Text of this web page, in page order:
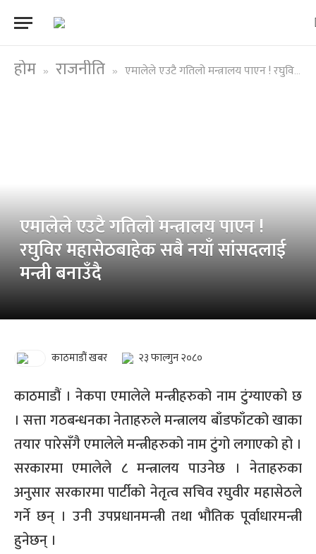
होम » राजनीति » एमालेले एउटै गतिलो मन्त्रालय पाएन ! रघुविर महासेठबाहेक सबै नयाँ सांसदलाई मन्त्री बनाउँदै
एमालेले एउटै गतिलो मन्त्रालय पाएन !
रघुविर महासेठबाहेक सबै नयाँ सांसदलाई
मन्त्री बनाउँदै
काठमाडौं खबर २३ फाल्गुन २०८०
काठमाडौं । नेकपा एमालेले मन्त्रीहरुको नाम टुंग्याएको छ
। सत्ता गठबन्धनका नेताहरुले मन्त्रालय बाँडफाँटको खाका
तयार पारेसँगै एमालेले मन्त्रीहरुको नाम टुंगो लगाएको हो ।
सरकारमा एमालेले ८ मन्त्रालय पाउनेछ । नेताहरुका
अनुसार सरकारमा पार्टीको नेतृत्व सचिव रघुवीर महासेठले
गर्ने छन् । उनी उपप्रधानमन्त्री तथा भौतिक पूर्वाधारमन्त्री
हुनेछन् ।